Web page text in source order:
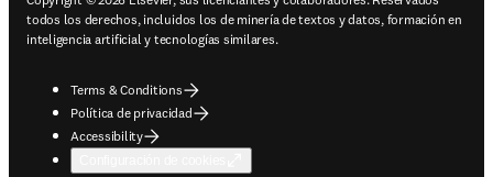
todos los derechos, incluidos los de minería de textos y datos, formación en
inteligencia artificial y tecnologías similares.
Terms & Conditions
Política de privacidad
Accessibility